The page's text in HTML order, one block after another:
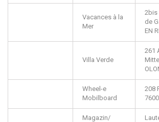
Vacances à la
Mer
2bis
de
EN
Villa Verde
261
Wheel-e
Mobilboard
208
Magazin/